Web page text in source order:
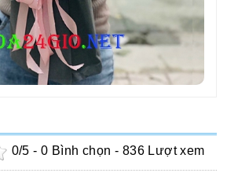
0/5 -0 Bình chọn - 836 Lượt xem